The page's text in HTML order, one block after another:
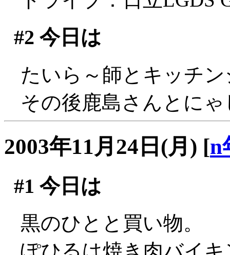
#2 今日は
たいら～師とキッチ
その後鹿島さんとに
2003年11月24日(月) [n
#1 今日は
黒のひとと買い物。